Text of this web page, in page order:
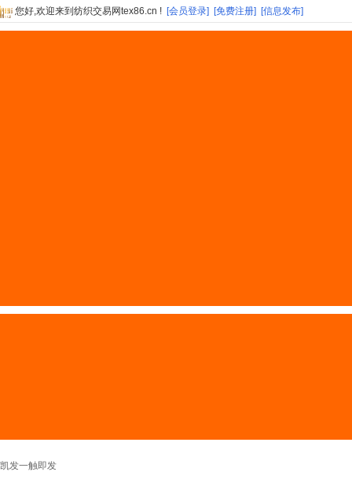
您好,欢迎来到纺织交易网tex86.cn ! [会员登录] [免费注册] [信息发布]
凯发一触即发